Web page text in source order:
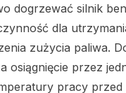
dogrzewać silnik
dla
zużycia paliwa.
osiągnięcie przez
pracy przed